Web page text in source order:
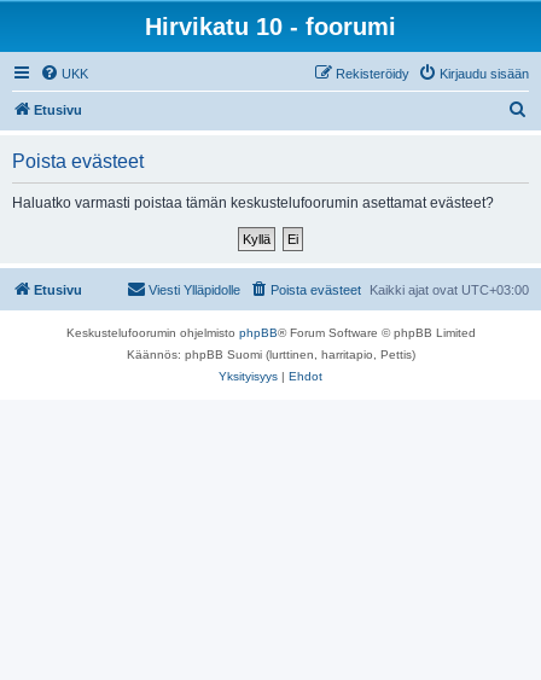
Hirvikatu 10 - foorumi
UKK Kirjaudu sisään
Rekisteröidy
Etusivu
Poista evästeet
Haluatko varmasti poistaa tämän keskustelufoorumin asettamat evästeet?
Etusivu Kaikki ajat ovat UTC+03:00
Poista evästeet
Viesti Ylläpidolle
Keskustelufoorumin ohjelmisto phpBB® Forum Software © phpBB Limited
Käännös: phpBB Suomi (lurttinen, harritapio, Pettis)
Yksityisyys | Ehdot